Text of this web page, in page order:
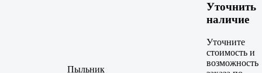
Пыльник
Уточнить
наличие
Уточните
стоимость и
возможность